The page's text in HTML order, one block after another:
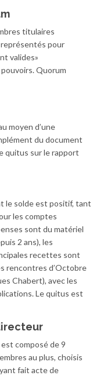
titulaires
pour
valides»
Quorum
moyen d’une
du document
quitus sur le rapport
le solde est positif, tant
les comptes
sont du matériel
2 ans), les
recettes sont
rencontres d’Octobre
Chabert), avec les
Le quitus est
composé de 9
au plus, choisis
fait acte de